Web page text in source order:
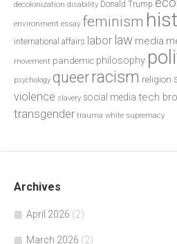
decolonization disability Donald Trump
environment essay feminism
international affairs labor law media
movement pandemic philosophy
psychology queerracism religion
violence slavery social media tech
transgender trauma white supremacy
Archives
April 2026 (2)
March 2026 (2)